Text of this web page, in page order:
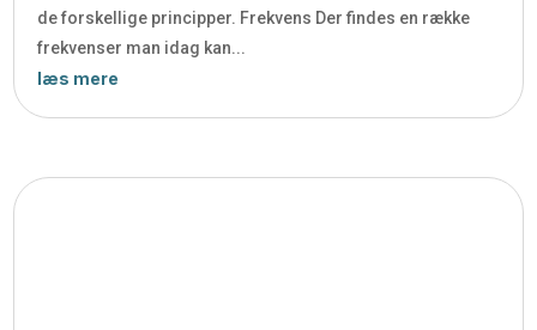
de forskellige principper. Frekvens Der findes en række
frekvenser man idag kan...
læs mere